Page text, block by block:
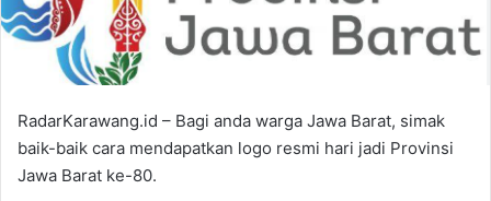
RadarKarawang.id – Bagi anda warga Jawa Barat, simak
baik-baik cara mendapatkan logo resmi hari jadi Provinsi
Jawa Barat ke-80.